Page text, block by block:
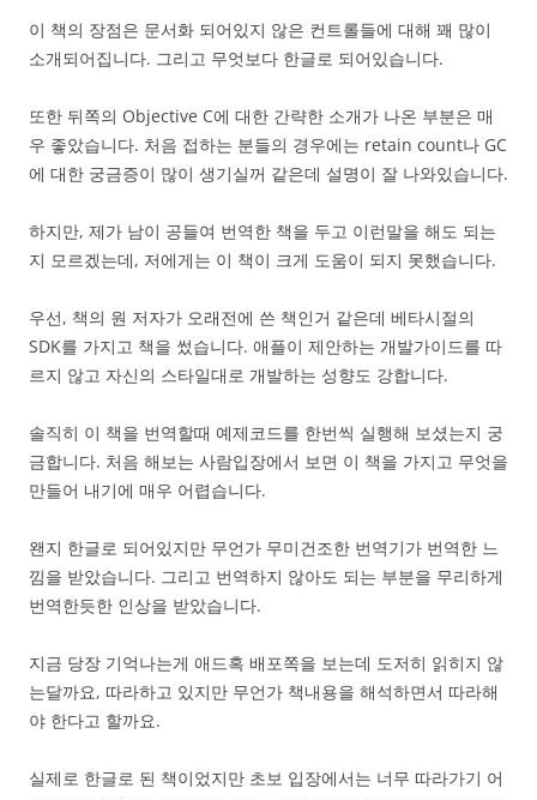
이 책의 장점은 문서화 되어있지 않은 컨트롤들에 대해 꽤 많이
소개되어집니다. 그리고 무엇보다 한글로 되어있습니다.
또한 뒤쪽의 Objective C에 대한 간략한 소개가 나온 부분은 매
우 좋았습니다. 처음 접하는 분들의 경우에는 retain count나 GC
에 대한 궁금증이 많이 생기실꺼 같은데 설명이 잘 나와있습니다.
하지만, 제가 남이 공들여 번역한 책을 두고 이런말을 해도 되는
지 모르겠는데, 저에게는 이 책이 크게 도움이 되지 못했습니다.
우선, 책의 원 저자가 오래전에 쓴 책인거 같은데 베타시절의
SDK를 가지고 책을 썼습니다. 애플이 제안하는 개발가이드를 따
르지 않고 자신의 스타일대로 개발하는 성향도 강합니다.
솔직히 이 책을 번역할때 예제코드를 한번씩 실행해 보셨는지 궁
금합니다. 처음 해보는 사람입장에서 보면 이 책을 가지고 무엇을
만들어 내기에 매우 어렵습니다.
왠지 한글로 되어있지만 무언가 무미건조한 번역기가 번역한 느
낌을 받았습니다. 그리고 번역하지 않아도 되는 부분을 무리하게
번역한듯한 인상을 받았습니다.
지금 당장 기억나는게 애드혹 배포쪽을 보는데 도저히 읽히지 않
는달까요, 따라하고 있지만 무언가 책내용을 해석하면서 따라해
야 한다고 할까요.
실제로 한글로 된 책이었지만 초보 입장에서는 너무 따라가기 어